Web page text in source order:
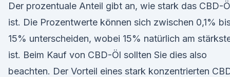
Der prozentuale Anteil gibt an, wie stark das CBD-
ist. Die Prozentwerte können sich zwischen 0,1%
15% unterscheiden, wobei 15% natürlich am
ist. Beim Kauf von CBD-Öl sollten Sie dies also
beachten. Der Vorteil eines stark konzentrierten